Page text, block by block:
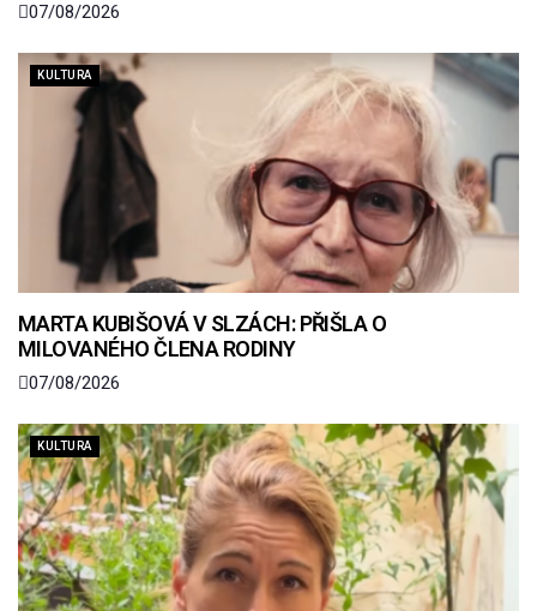
07/08/2026
KULTURA
MARTA KUBIŠOVÁ V SLZÁCH: PŘIŠLA O
MILOVANÉHO ČLENA RODINY
07/08/2026
KULTURA